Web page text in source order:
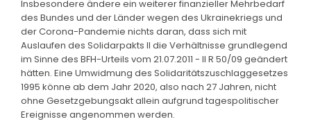
Insbesondere ändere ein weiterer finanzieller Mehrbedarf
des Bundes und der Länder wegen des Ukrainekriegs und
der Corona-Pandemie nichts daran, dass sich mit
Auslaufen des Solidarpakts II die Verhältnisse grundlegend
im Sinne des BFH-Urteils vom 21.07.2011 - II R 50/09 geändert
hätten. Eine Umwidmung des Solidaritätszuschlaggesetzes
1995 könne ab dem Jahr 2020, also nach 27 Jahren, nicht
ohne Gesetzgebungsakt allein aufgrund tagespolitischer
Ereignisse angenommen werden.